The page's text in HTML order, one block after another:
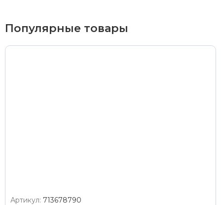
Верхняя Пышма, Арамиль, Шувакиш) –
Популярные товары
Артикул: 713678790